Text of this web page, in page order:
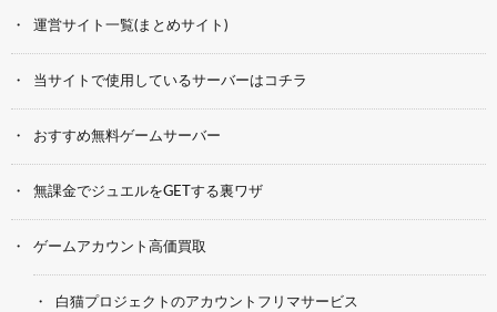
運営サイト一覧(まとめサイト)
当サイトで使用しているサーバーはコチラ
おすすめ無料ゲームサーバー
無課金でジュエルをGETする裏ワザ
ゲームアカウント高価買取
白猫プロジェクトのアカウントフリマサービス